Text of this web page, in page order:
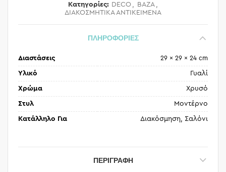
Κατηγορίες: DECO ΒΑΖΑ
ΔΙΑΚΟΣΜΗΤΙΚΑ ΑΝΤΙΚΕΙΜΕΝΑ
ΠΛΗΡΟΦΟΡΙΕΣ
Διαστάσεις 29 × 29 × 24 cm
Υλικό Γυαλί
Χρώμα Χρυσό
Στυλ Μοντέρνο
Κατάλληλο Για Διακόσμηση, Σαλόνι
ΠΕΡΙΓΡΑΦΉ